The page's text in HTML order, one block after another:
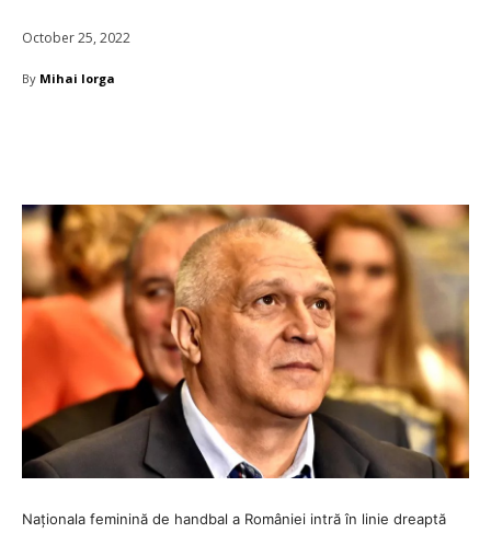
October 25, 2022
By Mihai Iorga
Naționala feminină de handbal a României intră în linie dreaptă